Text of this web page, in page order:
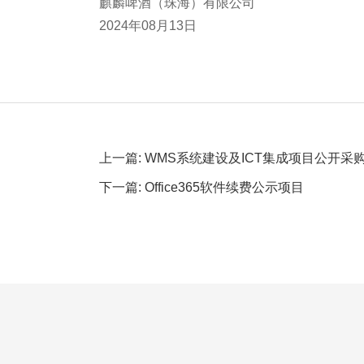
麒麟啤酒（珠海）有限公司
2024年08月13日
上一篇: WMS系统建设及ICT集成项目公开采
下一篇: Office365软件续费公示项目